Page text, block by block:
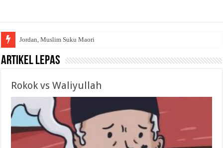
Jordan, Muslim Suku Maori
Artikel Lepas
Rokok vs Waliyullah